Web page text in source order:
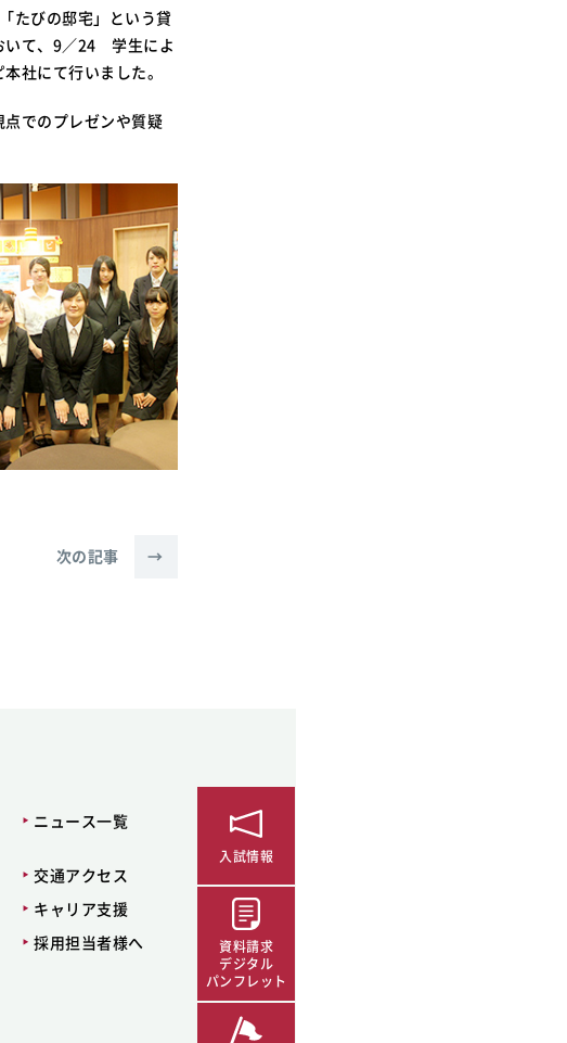
たびの邸宅」という貸
いて、9／24 学生によ
社にて行いました。
点でのプレゼンや質疑
次の記事 →
ニュース一覧
交通アクセス
キャリア支援
採用担当者様へ
入試情報
資料請求
デジタル
パンフレット